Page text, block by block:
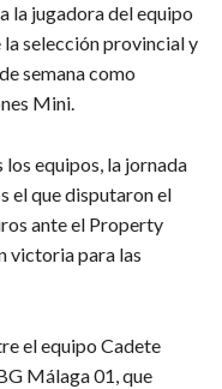
la jugadora del equipo
selección provincial y
semana como
Mini.
equipos, la jornada
el que disputaron el
ante el Property
victoria para las
el equipo Cadete
Málaga 01, que